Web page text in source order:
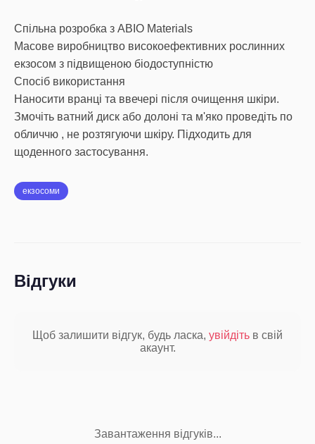
Спільна розробка з ABIO Materials
Масове виробництво високоефективних рослинних
екзосом з підвищеною біодоступністю
Спосіб використання
Наносити вранці та ввечері після очищення шкіри.
Змочіть ватний диск або долоні та м'яко проведіть по
обличчю , не розтягуючи шкіру. Підходить для
щоденного застосування.
екзосоми
Відгуки
Щоб залишити відгук, будь ласка, увійдіть в свій
акаунт.
Завантаження відгуків...